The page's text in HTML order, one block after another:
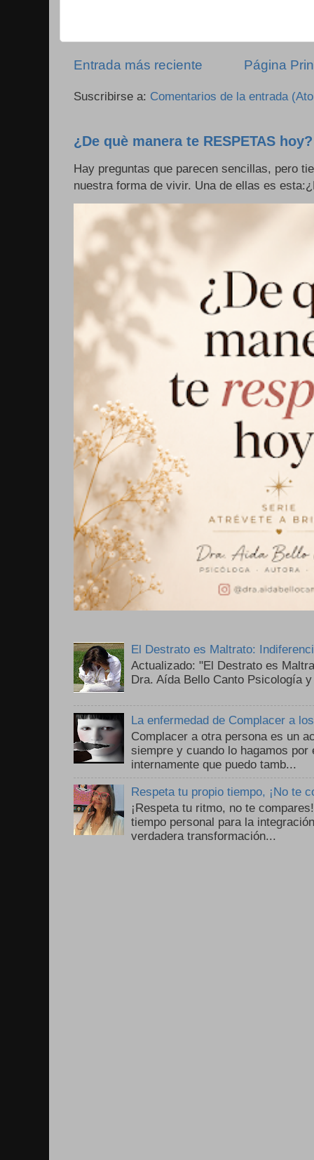
Entrada más reciente Página
Suscribirse a: Comentarios de la entrada
¿De què manera te RESPETAS hoy?
Hay preguntas que parecen sencillas, pero
nuestra forma de vivir. Una de ellas es
El Destrato es Maltrato:
Actualizado: "El Destrato es
Dra. Aída Bello Canto Psicología
La enfermedad de Complacer a
Complacer a otra persona es un
siempre y cuando lo hagamos por
internamente que puedo tamb...
Respeta tu propio tiempo, ¡No te
¡Respeta tu ritmo, no te
tiempo personal para la
verdadera transformación...